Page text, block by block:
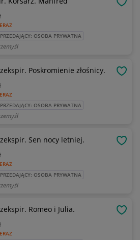
OSOBA PRYWATNA
Poskromienie złośnicy.
OSOBA PRYWATNA
Sen nocy letniej.
OSOBA PRYWATNA
Romeo i Julia.